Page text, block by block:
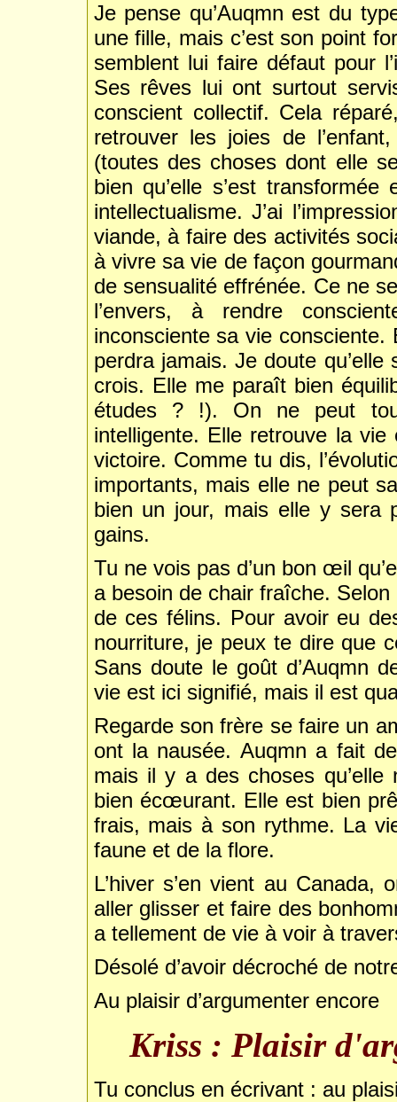
Je pense qu’Auqmn est du
une fille, mais c’est son point
semblent lui faire défaut pour
Ses rêves lui ont surtout
conscient collectif. Cela
retrouver les joies de
(toutes des choses dont elle
bien qu’elle s’est
intellectualisme. J’ai
viande, à faire des activités
à vivre sa vie de façon
de sensualité effrénée. Ce ne
l’envers, à rendre
inconsciente sa vie
perdra jamais. Je doute
crois. Elle me paraît bien
études ? !). On ne peut
intelligente. Elle retrouve la
victoire. Comme tu dis,
importants, mais elle ne peut
bien un jour, mais elle y sera
gains.
Tu ne vois pas d’un bon œil
a besoin de chair fraîche. Selon
de ces félins. Pour avoir eu
nourriture, je peux te dire que
Sans doute le goût d’Auqmn
vie est ici signifié, mais il est
Regarde son frère se faire un
ont la nausée. Auqmn a fait
mais il y a des choses
bien écœurant. Elle est bien
frais, mais à son rythme. La
faune et de la flore.
L’hiver s’en vient au
aller glisser et faire des
a tellement de vie à voir à
Désolé d’avoir décroché de
Au plaisir d’argumenter encore
Kriss : Plaisir
Tu conclus en écrivant : au